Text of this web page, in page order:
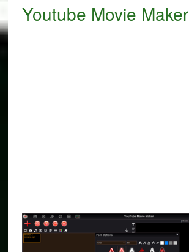
Youtube Movie Maker